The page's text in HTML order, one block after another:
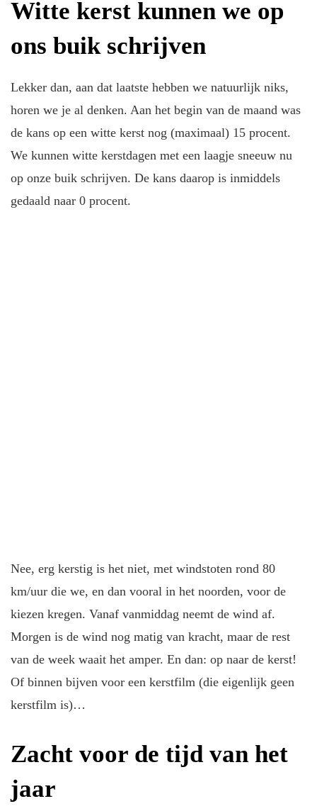
Witte kerst kunnen we op
ons buik schrijven
Lekker dan, aan dat laatste hebben we natuurlijk niks,
horen we je al denken. Aan het begin van de maand was
de kans op een witte kerst nog (maximaal) 15 procent.
We kunnen witte kerstdagen met een laagje sneeuw nu
op onze buik schrijven. De kans daarop is inmiddels
gedaald naar 0 procent.
Nee, erg kerstig is het niet, met windstoten rond 80
km/uur die we, en dan vooral in het noorden, voor de
kiezen kregen. Vanaf vanmiddag neemt de wind af.
Morgen is de wind nog matig van kracht, maar de rest
van de week waait het amper. En dan: op naar de kerst!
Of binnen bijven voor een kerstfilm (die eigenlijk geen
kerstfilm is)…
Zacht voor de tijd van het
jaar